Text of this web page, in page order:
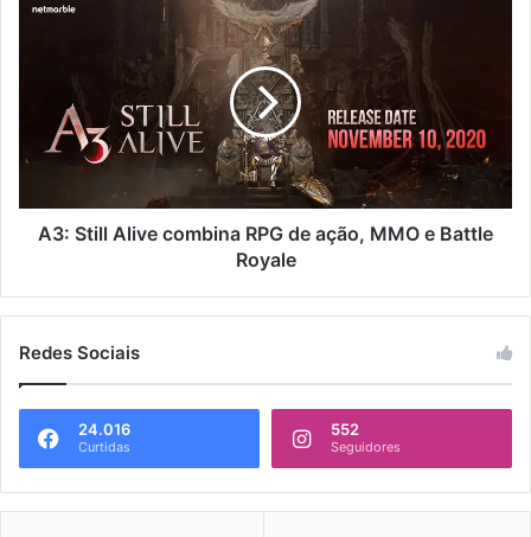
A3: Still Alive combina RPG de ação, MMO e Battle
Royale
Redes Sociais
24.016
Curtidas
552
Seguidores